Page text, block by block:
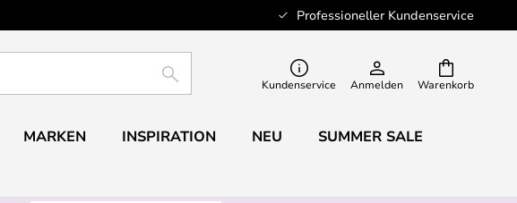
Professioneller Kundenservice
Warenkorb
SUCHE Kundenservice Anmelden
MARKEN INSPIRATION NEU SUMMER SALE